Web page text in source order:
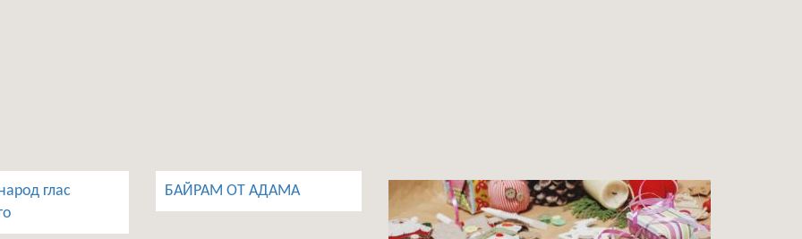
глас
БАЙРАМ ОТ АДАМА